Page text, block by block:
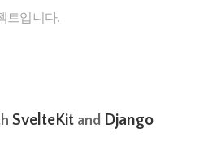
트입니다.
SvelteKit and Django